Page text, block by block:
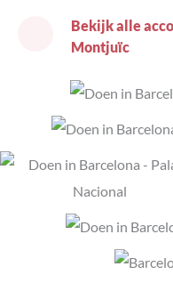
Bekijk alle
Montjuïc